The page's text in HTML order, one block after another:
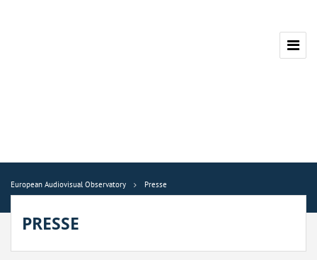
European Audiovisual Observatory Presse
PRESSE